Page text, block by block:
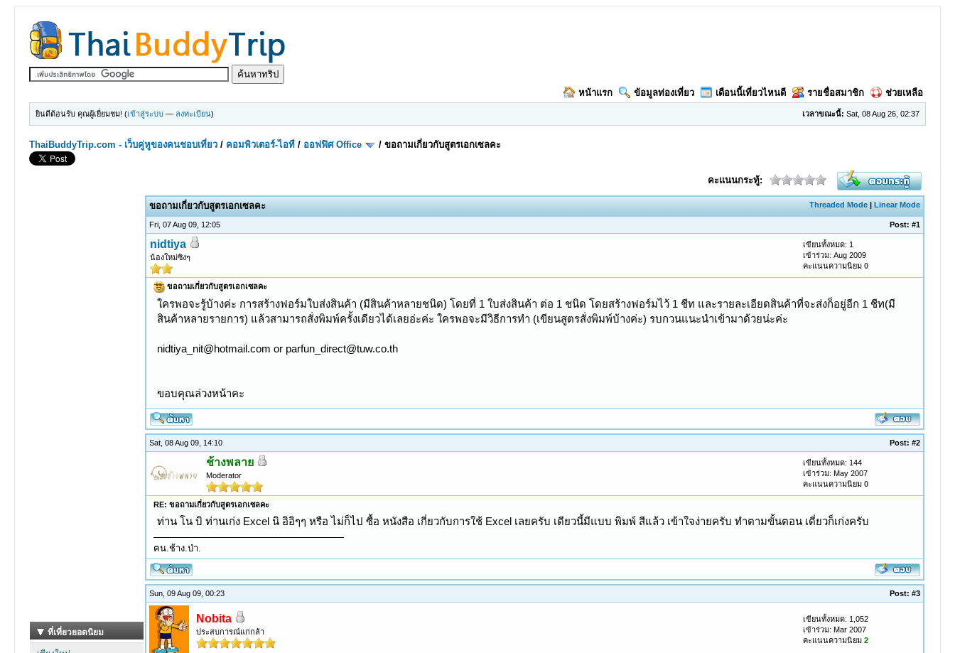
หน้าแรก ข้อมูลท่องเที่ยว เดือนนี้เที่ยวไหนดี รายชื่อสมาชิก ช่วยเหลือ
เวลาขณะนี้: Sat, 08 Aug 26, 02:37
ยินดีต้อนรับ คุณผู้เยี่ยมชม! (เข้าสู่ระบบ — ลงทะเบียน)
ThaiBuddyTrip.com - เว็บคู่หูของคนชอบเที่ยว / คอมพิวเตอร์-ไอที / ออฟฟิศ Office /ขอถามเกี่ยวกับสูตรเอกเซลคะ
คะแนนกระทู้:
Threaded Mode |Linear Mode
ขอถามเกี่ยวกับสูตรเอกเซลคะ
Fri, 07 Aug 09, 12:05 Post:#1
nidtiya
น้องใหม่ซิงๆ
เขียนทั้งหมด: 1
เข้าร่วม: Aug 2009
คะแนนความนิยม0
ขอถามเกี่ยวกับสูตรเอกเซลคะ
ใครพอจะรู้บ้างค่ะ การสร้างฟอร์มใบส่งสินค้า (มีสินค้าหลายชนิด) โดยที่ 1 ใบส่งสินค้า ต่อ 1 ชนิด โดยสร้างฟอร์มไว้ 1 ชีท และรายละเอียดสินค้าที่จะส่งก็อยู่อีก 1 ชีท(มี
สินค้าหลายรายการ) แล้วสามารถสั่งพิมพ์ครั้งเดียวได้เลยอ่ะค่ะ ใครพอจะมีวิธีการทำ (เขียนสูตรสั่งพิมพ์บ้างค่ะ) รบกวนแนะนำเข้ามาด้วยน่ะค่ะ
nidtiya_nit@hotmail.com or parfun_direct@tuw.co.th
ขอบคุณล่วงหน้าคะ
Sat, 08 Aug 09, 14:10 Post:#2
ช้างพลาย
Moderator
เขียนทั้งหมด: 144
เข้าร่วม: May 2007
คะแนนความนิยม0
RE: ขอถามเกี่ยวกับสูตรเอกเซลคะ
ท่าน โน บิ ท่านเก่ง Excel นิ อิอิๆๆ หรือ ไม่ก็ไป ซื้อ หนังสือ เกี่ยวกับการใช้ Excel เลยครับ เดียวนี้มีแบบ พิมพ์ สีแล้ว เข้าใจง่ายครับ ทำตามขั้นตอน เดี่ยวก็เก่งครับ
ฅน.ช้าง.ป่า.
Sun, 09 Aug 09, 00:23 Post:#3
Nobita
ประสบการณ์แก่กล้า
เขียนทั้งหมด: 1,052
เข้าร่วม: Mar 2007
คะแนนความนิยม2